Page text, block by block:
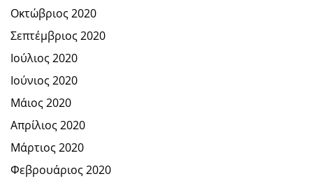
Οκτώβριος 2020
Σεπτέμβριος 2020
Ιούλιος 2020
Ιούνιος 2020
Μάιος 2020
Απρίλιος 2020
Μάρτιος 2020
Φεβρουάριος 2020